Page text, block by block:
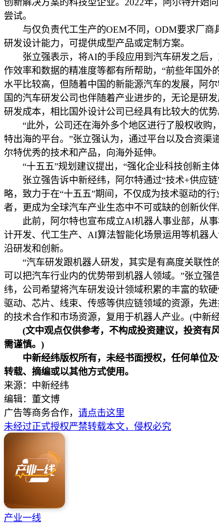
创新解决方案的科技型企业。2022年，阿尔特开始
尝试。
与仅负责代工生产的OEM不同，ODM要求厂商
研发设计能力，可提供成型产品或定制方案。
张立强表示，将AI的手段应用到汽车研发之后，
作效率和数据的精准度等都有所帮助，“前些年国外
水平比较高，但随着中国的新能源汽车的发展，阿
国的汽车研发公司也伴随着产业进步的，无论是研
研发成本，相比国外设计公司已经具有比较大的优势
“此外，公司还在海外多个地区进行了股权收购
特出海的平台。”张立强认为，通过平台以及合资渠
尔特优秀的技术和产品，向海外延伸。
“十五五”规划建议提出，“强化企业科技创新主
张立强告诉中新经纬，阿尔特通过“技术+供应链
略，致力于在“十五五”期间，不仅成为技术驱动的行
者，更成为全球汽车产业生态中不可或缺的创新伙
此前，阿尔特也宣布成立AI机器人事业部，从事
计开发、代工生产、AI算法智能化场景运用等机器
沿研发和创新。
“汽车研发跟机器人研发，其实是有高度关联性
可以把汽车行业内的优势带到机器人领域。”张立强
纬，公司希望将汽车研发设计领域积累的丰富的软
驱动、芯片、线束、传感等供应链领域的资源，先
的技术合作和市场资源，复用于机器人产业。(中新
(文中观点仅供参考，不构成投资建议，投资有
需谨慎。)
中新经纬版权所有，未经书面授权，任何单位
转载、摘编或以其他方式使用。
来源：中新经纬
编辑：董文博
广告等商务合作， 请点击这里
未经过正式授权严禁转载本文，侵权必究
产业一线